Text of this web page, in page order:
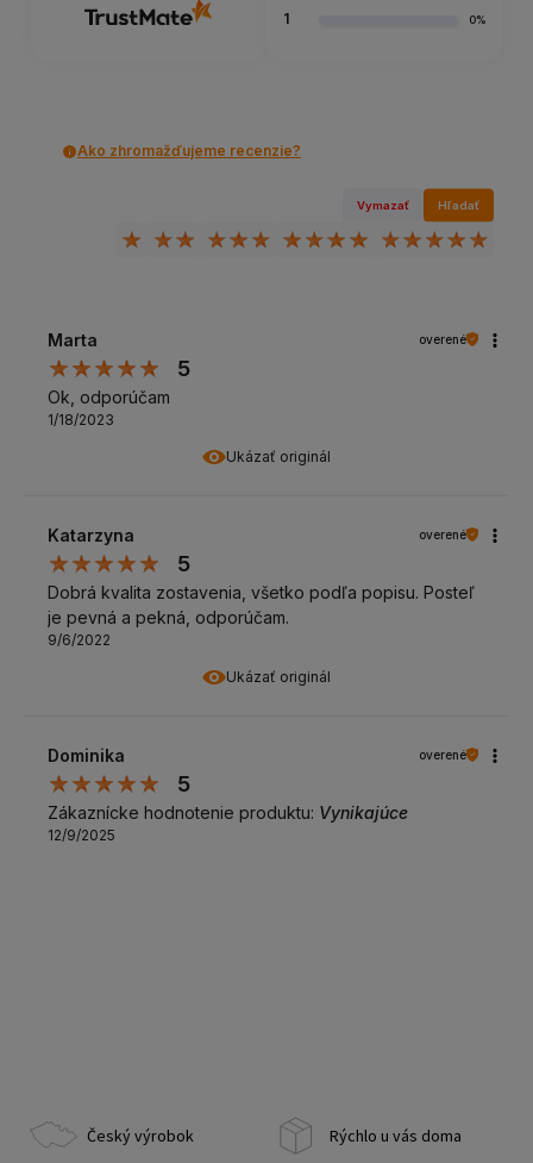
1 0%
Ako zhromažďujeme recenzie?
Vymazať Hľadať
Ukázať originál
Marta overené
5
Ok, odporúčam
1/18/2023
Ukázať originál
Katarzyna overené
5
Dobrá kvalita zostavenia, všetko podľa popisu. Posteľ
je pevná a pekná, odporúčam.
9/6/2022
Dominika overené
5
Zákaznícke hodnotenie produktu: Vynikajúce
12/9/2025
Český výrobok Rýchlo u vás doma